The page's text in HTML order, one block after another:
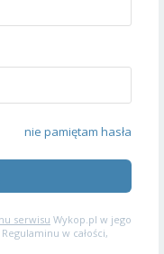
nie pamiętam hasła
serwisu Wykop.pl w jego
w całości,